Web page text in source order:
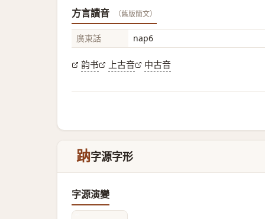
方言讀音 （舊版簡文）
廣東話 nap6
韵书 上古音 中古音
䟜字源字形
字源演變